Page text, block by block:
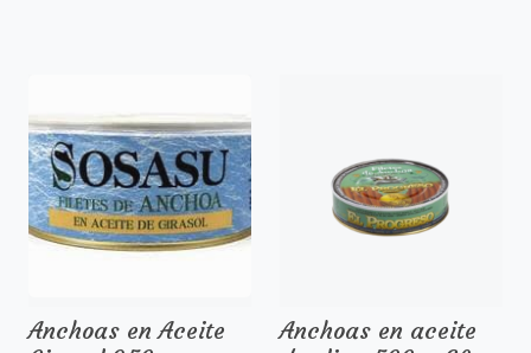
Anchoas en Aceite
Anchoas en aceite